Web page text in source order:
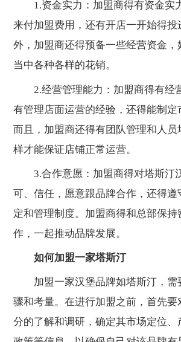
1.资金实力：加盟商得有资金实
来付加盟费用，还有开店一开始得投
外，加盟商还得预备一些经营资金，
当中各种各样的花销。
2.经营管理能力：加盟商得有经
有管理店面运营的经验，还得能制定
而且，加盟商还得有团队管理和人员
样才能保证店铺正常运营。
3.合作意愿：加盟商得对塔斯汀
可、信任，愿意跟品牌合作，还得遵
定和管理制度。加盟商得和总部保持
作，一起推动品牌发展。
如何加盟一家塔斯汀
加盟一家汉堡品牌如塔斯汀，需
骤和考量。在进行加盟之前，首先要
分的了解和调研，确定其市场定位、